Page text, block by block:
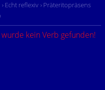
› Echt reflexiv › Präteritopräsens
kein Verb gefunden!